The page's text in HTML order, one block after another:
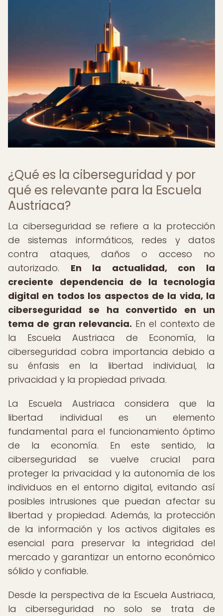
¿Qué es la ciberseguridad y por
qué es relevante para la Escuela
Austriaca?
La ciberseguridad se refiere a la protección
de sistemas informáticos, redes y datos
contra ataques, daños o acceso no
autorizado. En la actualidad, con la
creciente dependencia de la tecnología
digital en todos los aspectos de la vida, la
ciberseguridad se ha convertido en un
tema de gran relevancia. En el contexto de
la Escuela Austriaca de Economía, la
ciberseguridad cobra importancia debido a
su énfasis en la libertad individual, la
privacidad y la propiedad privada.
La Escuela Austriaca considera que la
libertad individual es un elemento
fundamental para el funcionamiento óptimo
de la economía. En este sentido, la
ciberseguridad se vuelve crucial para
proteger la privacidad y la autonomía de los
individuos en el entorno digital, evitando así
posibles intrusiones que puedan afectar su
libertad y propiedad. Además, la protección
de la información y los activos digitales es
esencial para preservar la integridad del
mercado y garantizar un entorno económico
sólido y confiable.
Desde la perspectiva de la Escuela Austriaca,
la ciberseguridad no solo se trata de